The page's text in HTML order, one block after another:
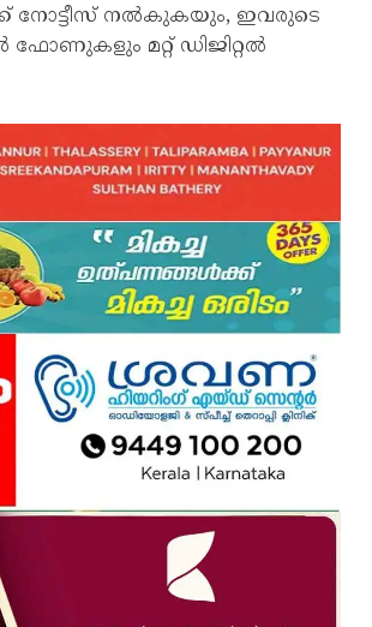
നോട്ടീസ് നൽകുകയും, ഇവരുടെ
ഫോണുകളും മറ്റ് ഡിജിറ്റൽ